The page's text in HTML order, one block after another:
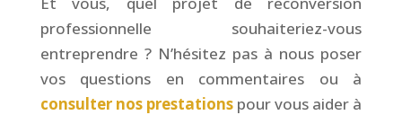
professionnelle souhaiteriez-vous
entreprendre ? N’hésitez pas à nous poser
vos questions en commentaires ou à
consulter nos prestationspour vous aider à